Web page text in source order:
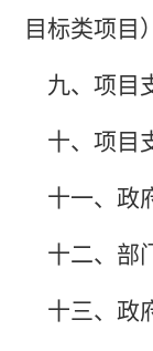
目标类项目）
九、项目
十、项目
十一、政
十二、部
十三、政